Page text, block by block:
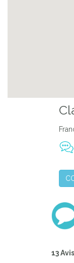
13 Avis